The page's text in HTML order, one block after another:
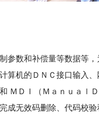
数和补偿量等数据等，
算机的ＤＮＣ接口输入
ＭＤＩ（Ｍａｎｕａｌ
成无效码删除、代码校验